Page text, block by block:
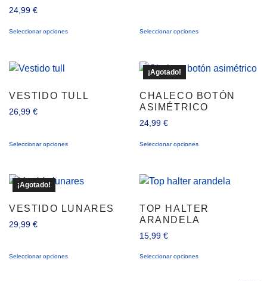
24,99 €
Seleccionar opciones Seleccionar opciones
VESTIDO TULL
26,99 €
Seleccionar opciones
¡Agotado!
CHALECO BOTÓN
ASIMÉTRICO
24,99 €
Seleccionar opciones
¡Agotado!
VESTIDO LUNARES
29,99 €
Seleccionar opciones
TOP HALTER
ARANDELA
15,99 €
Seleccionar opciones